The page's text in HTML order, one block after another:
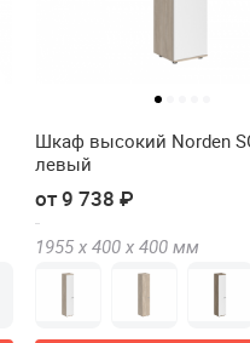
Шкаф высокий Norden
левый
от 9 738 ₽
1955 х 400 х 400 мм